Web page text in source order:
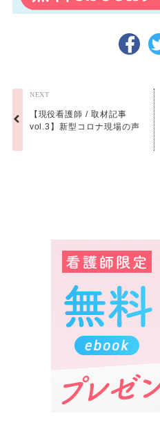
NEXT
【現役看護師 / 取材記事
vol.3】新型コロナ現場の声